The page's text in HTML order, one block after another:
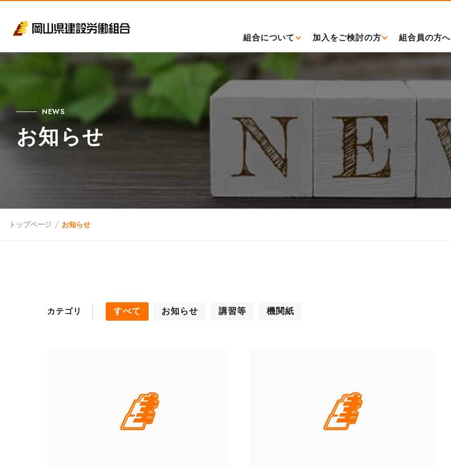
組合について 加入をご検討の方 組合員の方へ
NEWS
お知らせ
トップページ お知らせ
カテゴリ すべて お知らせ 講習等 機関紙